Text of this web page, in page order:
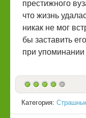
престижного
что жизнь
никак не мог
бы заставить
при
Категория: